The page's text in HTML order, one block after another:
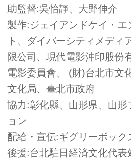
助監督:吳怡靜、大野伸介
製作:ジェイアンドケイ・エ
ト、ダイバーシティメディ
限公司、現代電影沖印股份
電影委員會、 (財)台北市文
文化局、臺北市政府
協力:彰化縣、山形県、山形
ョン
配給・宣伝:ギグリーボック
後援:台北駐日経済文化代表